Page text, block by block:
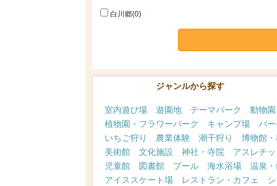
白川郷(0)
ジャンルから探す
室内遊び場 遊園地 テーマパーク 動物園
植物園・フラワーパーク
キャンプ場 バ
いちご狩り
農業体験 潮干狩り 博物館
美術館
文化施設 神社・寺院 アスレチッ
児童館
図書館 プール 海水浴場 温泉
アイススケート場
レストラン・カフェ